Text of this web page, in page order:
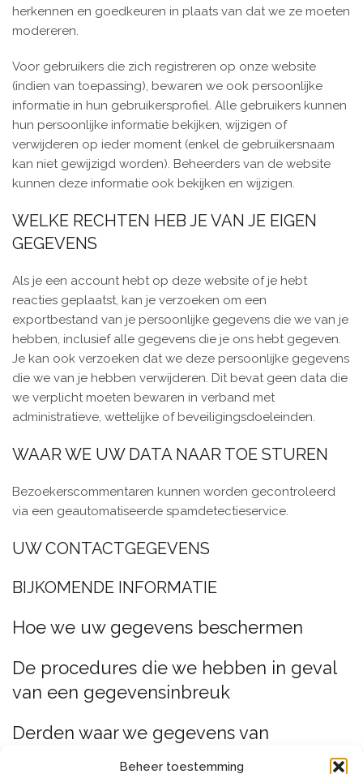
Beheer toestemming
herkennen en goedkeuren in plaats van dat we ze moeten
modereren.
Voor gebruikers die zich registreren op onze website
(indien van toepassing), bewaren we ook persoonlijke
informatie in hun gebruikersprofiel. Alle gebruikers kunnen
hun persoonlijke informatie bekijken, wijzigen of
verwijderen op ieder moment (enkel de gebruikersnaam
kan niet gewijzigd worden). Beheerders van de website
kunnen deze informatie ook bekijken en wijzigen.
WELKE RECHTEN HEB JE VAN JE EIGEN
GEGEVENS
Als je een account hebt op deze website of je hebt
reacties geplaatst, kan je verzoeken om een
exportbestand van je persoonlijke gegevens die we van je
hebben, inclusief alle gegevens die je ons hebt gegeven.
Je kan ook verzoeken dat we deze persoonlijke gegevens
die we van je hebben verwijderen. Dit bevat geen data die
we verplicht moeten bewaren in verband met
administratieve, wettelijke of beveiligingsdoeleinden.
WAAR WE UW DATA NAAR TOE STUREN
Bezoekerscommentaren kunnen worden gecontroleerd
via een geautomatiseerde spamdetectieservice.
UW CONTACTGEGEVENS
BIJKOMENDE INFORMATIE
Hoe we uw gegevens beschermen
De procedures die we hebben in geval
van een gegevensinbreuk
Derden waar we gegevens van